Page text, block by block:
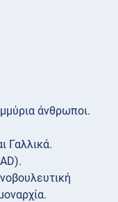
άνθρωποι.
Γαλλικά.